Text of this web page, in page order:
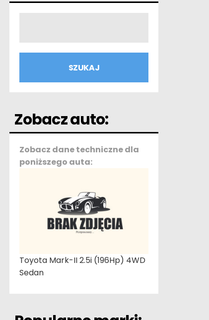
Zobacz auto:
Zobacz dane techniczne dla
poniższego auta:
Toyota Mark-II 2.5i (196Hp) 4WD
Sedan